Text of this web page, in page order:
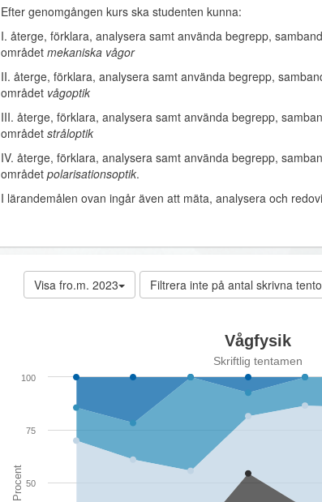
Efter genomgången kurs ska studenten kunna:
I. återge, förklara, analysera samt använda begrepp,
området mekaniska vågor
II. återge, förklara, analysera samt använda begrepp,
området vågoptik
III. återge, förklara, analysera samt använda begrepp,
området stråloptik
IV. återge, förklara, analysera samt använda begrepp,
området polarisationsoptik.
I lärandemålen ovan ingår även att mäta, analysera och
Filtrera inte på antal skrivna
Visa fro.m. 2023
Procent
Vågfysik
Skriftlig tentamen
50
75
100